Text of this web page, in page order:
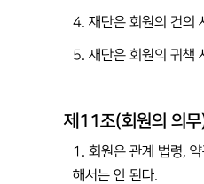
4. 재단은 회원의 건의
5. 재단은 회원의 귀책
제11조(회원의 의
1. 회원은 관계 법령,
해서는 안 된다.